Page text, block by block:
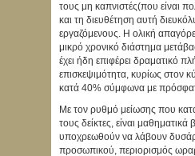
τους μη καπνιστές(που είναι
και τη διευθέτηση αυτή
εργαζόμενους. Η ολική
μικρό χρονικό διάστημα
έχει ήδη επιφέρει δραματικό
επισκεψιμότητα, κυρίως στον
κατά 40% σύμφωνα με
Με τον ρυθμό μείωσης που
τους δείκτες, είναι
υποχρεωθούν να λάβουν
προσωπικού, περιορισμός